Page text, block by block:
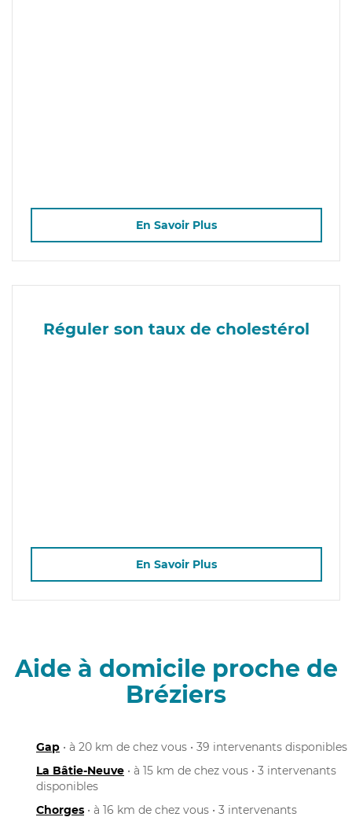
En Savoir Plus
Réguler son taux de cholestérol
En Savoir Plus
Aide à domicile proche de
Bréziers
Gap • à 20 km de chez vous • 39 intervenants disponibles
La Bâtie-Neuve • à 15 km de chez vous • 3 intervenants
disponibles
Chorges • à 16 km de chez vous • 3 intervenants